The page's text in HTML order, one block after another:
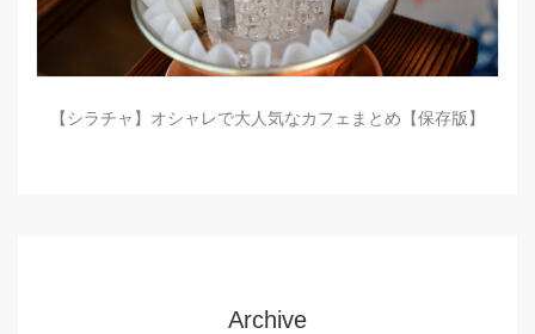
【シラチャ】オシャレで大人気なカフェまとめ【保存版】
Archive